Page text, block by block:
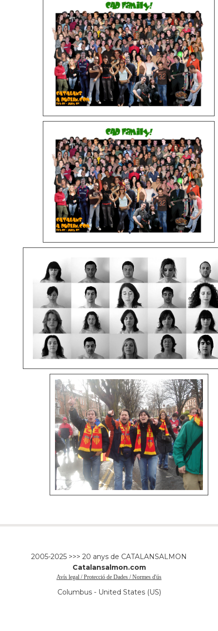
2005-2025 >>> 20 anys de CATALANSALMON
Catalansalmon.com
Avís legal / Protecció de Dades / Normes d'ús
Columbus - United States (US)